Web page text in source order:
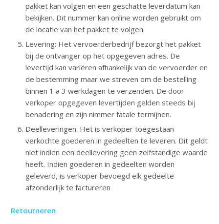
pakket kan volgen en een geschatte leverdatum kan
bekijken. Dit nummer kan online worden gebruikt om
de locatie van het pakket te volgen.
Levering: Het vervoerderbedrijf bezorgt het pakket
bij de ontvanger op het opgegeven adres. De
levertijd kan variëren afhankelijk van de vervoerder en
de bestemming maar we streven om de bestelling
binnen 1 a 3 werkdagen te verzenden. De door
verkoper opgegeven levertijden gelden steeds bij
benadering en zijn nimmer fatale termijnen.
Deelleveringen: Het is verkoper toegestaan
verkochte goederen in gedeelten te leveren. Dit geldt
niet indien een deellevering geen zelfstandige waarde
heeft. Indien goederen in gedeelten worden
geleverd, is verkoper bevoegd elk gedeelte
afzonderlijk te factureren
Retourneren